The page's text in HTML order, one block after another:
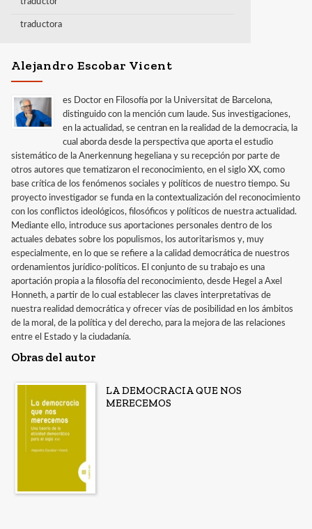
traductora
Alejandro Escobar Vicent
es Doctor en Filosofía por la Universitat de Barcelona,
distinguido con la mención cum laude. Sus investigaciones,
en la actualidad, se centran en la realidad de la democracia, la
cual aborda desde la perspectiva que aporta el estudio
sistemático de la Anerkennung hegeliana y su recepción por parte de
otros autores que tematizaron el reconocimiento, en el siglo XX, como
base crítica de los fenómenos sociales y políticos de nuestro tiempo. Su
proyecto investigador se funda en la contextualización del reconocimiento
con los conflictos ideológicos, filosóficos y políticos de nuestra actualidad.
Mediante ello, introduce sus aportaciones personales dentro de los
actuales debates sobre los populismos, los autoritarismos y, muy
especialmente, en lo que se refiere a la calidad democrática de nuestros
ordenamientos jurídico-políticos. El conjunto de su trabajo es una
aportación propia a la filosofía del reconocimiento, desde Hegel a Axel
Honneth, a partir de lo cual establecer las claves interpretativas de
nuestra realidad democrática y ofrecer vías de posibilidad en los ámbitos
de la moral, de la política y del derecho, para la mejora de las relaciones
entre el Estado y la ciudadanía.
Obras del autor
LA DEMOCRACIA QUE NOS
MERECEMOS